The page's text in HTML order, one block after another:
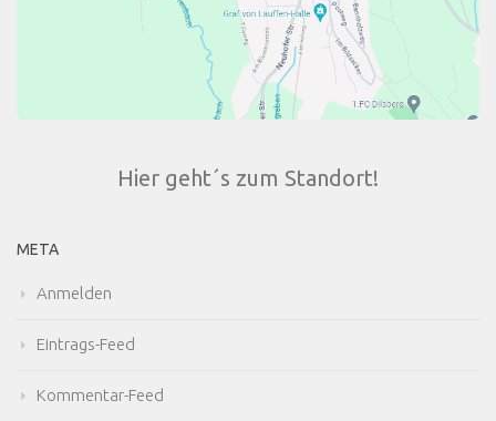
Hier geht´s zum Standort!
META
Anmelden
Eintrags-Feed
Kommentar-Feed